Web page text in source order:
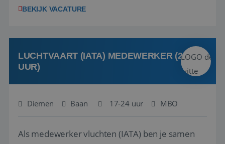
het samenstellen en boeken van de perfecte
deze onderdelen zijn nu samen gevoegd...
BEKIJK VACATURE
LUCHTVAART (IATA) MEDEWERKER (24-32
UUR)
Diemen Baan 17-24 uur MBO
Als medewerker vluchten (IATA) ben je samen